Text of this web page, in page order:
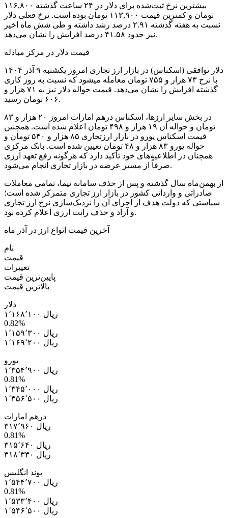
بیشترین نرخ ثبت‌شده برای دلار در ۲۴ ساعت گذشته ۱۱۶,۸۰۰
تومان و کمترین قیمت ۱۱۳,۹۰۰ تومان بوده است. نرخ فعلی دلار
نسبت به هفته گذشته ۲.۹۱ درصد رشد داشته و طی شش ماه اخیر
نیز حدود ۴۱.۵۸ درصد افزایش را نشان می‌دهد.
قیمت دلار در مرکز مبادله
دلار توافقی (اسکناس) در بازار ارز تجاری امروز یکشنبه ۹ آذر ۱۴۰۴
با نرخ ۷۳ هزار و ۷۵۵ تومان معامله میشود که نسبت به روز کاری
گذشته افزایش را نشان می‌دهد. قیمت حواله دلار نیز به ۷۱ هزار و
۶۰۶ تومان رسید.
در بخش سایر ارزها، اسکناس درهم امارات امروز ۲۰ هزار و ۸۳
تومان و حواله آن ۱۹ هزار و ۴۹۸ تومان اعلام شده است. همچنین
قیمت اسکناس یورو در بازار ارزتجاری ۸۵ هزار و ۵۴۰ تومان و
حواله یورو ۸۳ هزار و ۴۸ تومان تعیین شده است. بانک مرکزی
همچنان در اطلاعیه‌های خود تأکید دارد که هرگونه رفع تعهد ارزی
صرفاً از مسیر عرضه در بازار تجاری انجام می‌شود.
از بهمن‌ماه سال گذشته و پس از حذف سامانه نیما، تمامی معاملات
صادراتی و وارداتی کشور در بازار ارز تجاری متمرکز شده است؛
سیاستی که دولت هدف از اجرای آن را نزدیک‌سازی نرخ ارز تجاری
و آزاد و حذف رانت ارزی اعلام کرده بود.
آخرین قیمت انواع ارز در آذر ماه
نام
قیمت
تغییرات
پایین‌ترین قیمت
بالاترین قیمت
دلار
۱٬۱۶۸٬۱۰۰ ریال
0.82%
۱٬۱۵۹٬۳۰۰ ریال
۱٬۱۶۹٬۲۰۰ ریال
یورو
۱٬۳۵۴٬۹۰۰ ریال
0.81%
۱٬۳۴۵٬۰۰۰ ریال
۱٬۳۵۶٬۵۰۰ ریال
درهم امارات
۳۱۷٬۹۶۰ ریال
0.81%
۳۱۵٬۶۴۰ ریال
۳۱۸٬۳۳۰ ریال
پوند انگلیس
۱٬۵۴۴٬۷۰۰ ریال
0.81%
۱٬۵۳۳٬۴۰۰ ریال
۱٬۵۴۶٬۵۰۰ ریال